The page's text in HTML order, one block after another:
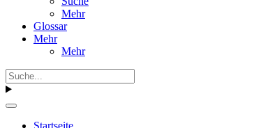
Mehr
Glossar
Mehr
Mehr
Startseite